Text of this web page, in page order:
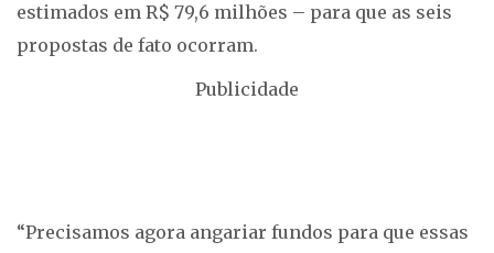
estimados em R$ 79,6 milhões – para que as seis
propostas de fato ocorram.
Publicidade
“Precisamos agora angariar fundos para que essas